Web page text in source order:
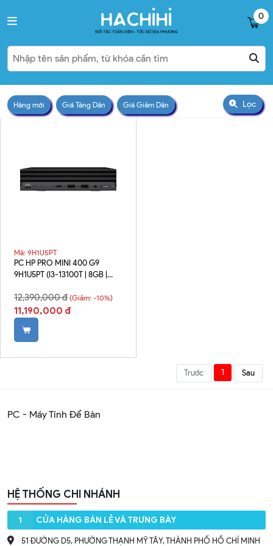
0
Hàng mới Giá Tăng Dần Giá Giảm Dần Lọc
Mã: 9H1U5PT
PC HP PRO MINI 400 G9
9H1U5PT (I3-13100T | 8GB |
730 | WIN 11)
12,390,000 đ (Giảm: -10%)
11,190,000 đ
Trước 1 Sau
PC - Máy Tính Để Bàn
HỆ THỐNG CHI NHÁNH
1 CỬA HÀNG BÁN LẺ VÀ TRƯNG BÀY
51 ĐƯỜNG D5, PHƯỜNG THẠNH MỸ TÂY, THÀNH PHỐ HỒ CHÍ MINH